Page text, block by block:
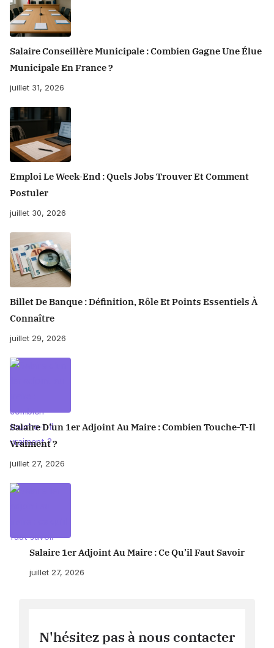
Salaire Conseillère Municipale : Combien Gagne Une Élue
Municipale En France ?
juillet 31, 2026
Emploi Le Week-End : Quels Jobs Trouver Et Comment
Postuler
juillet 30, 2026
Billet De Banque : Définition, Rôle Et Points Essentiels À
Connaître
juillet 29, 2026
Salaire D’un 1er Adjoint Au Maire : Combien Touche-T-Il
Vraiment ?
juillet 27, 2026
Salaire 1er Adjoint Au Maire : Ce Qu’il Faut Savoir
juillet 27, 2026
N'hésitez pas à nous contacter